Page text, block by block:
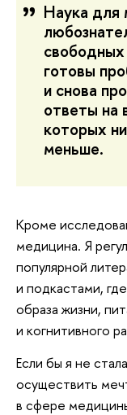
Наука
готовы
и снова
ответы на
которых
меньше.
Кроме
медицина. Я
популярной
и подкастами,
образа жизни,
и когнитивного
Если бы я не
осуществить
в сфере